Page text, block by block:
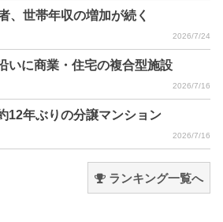
、世帯年収の増加が続く
2026/7/24
いに商業・住宅の複合型施設
2026/7/16
12年ぶりの分譲マンション
2026/7/16
ランキング一覧へ